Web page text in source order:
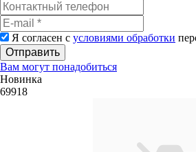
Я согласен с условиями обработки
Отправить
Вам могут понадобиться
Новинка
69918